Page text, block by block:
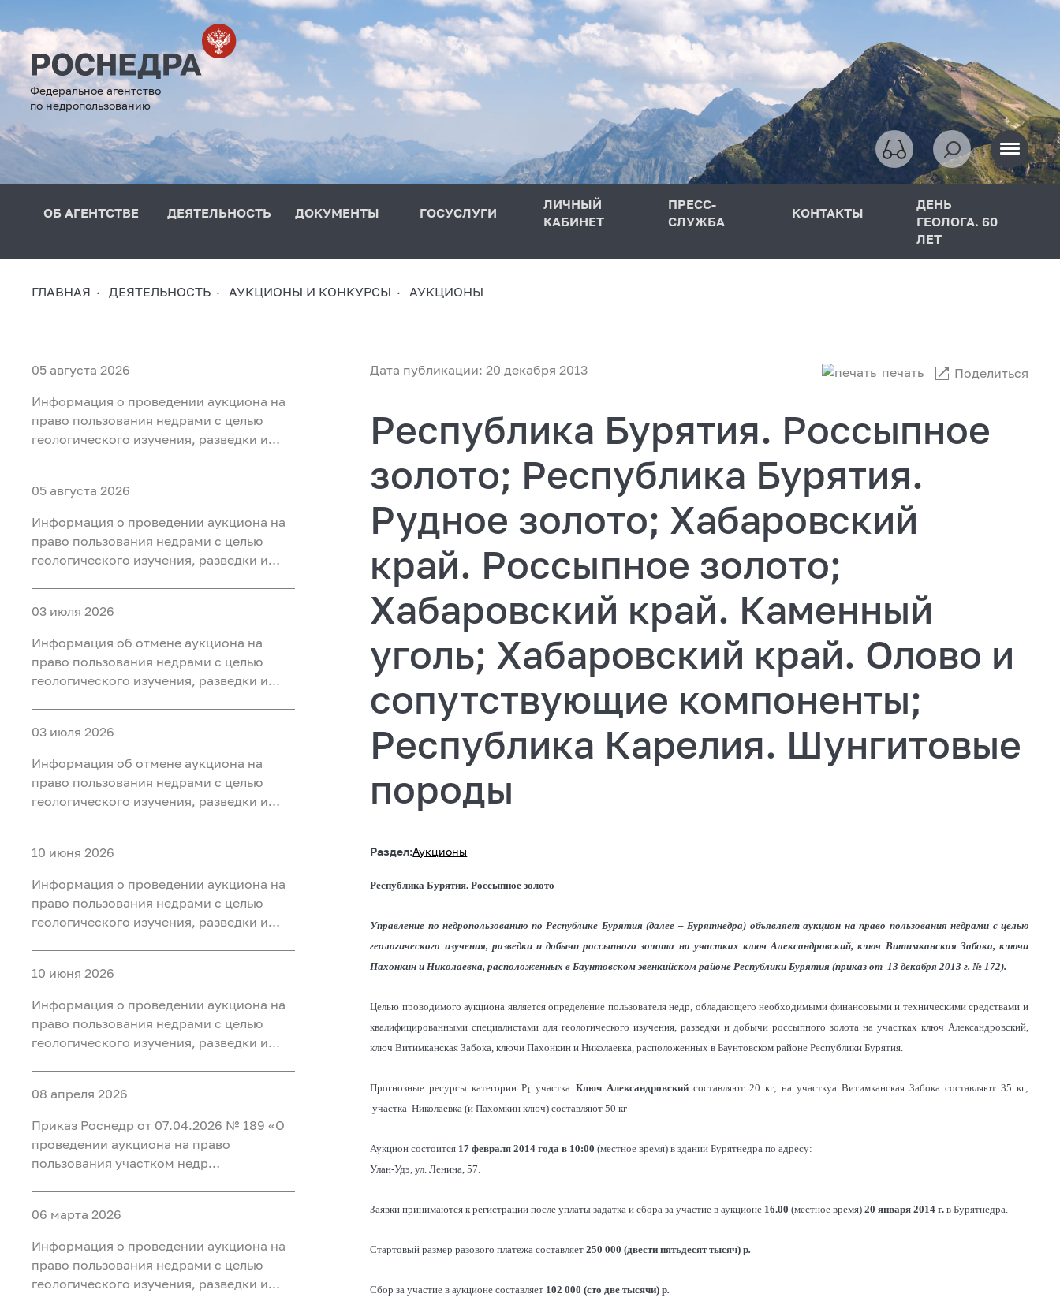
Федеральное агентство
по недропользованию
ОБ АГЕНТСТВЕ ДЕЯТЕЛЬНОСТЬ ДОКУМЕНТЫ ГОСУСЛУГИ
ЛИЧНЫЙ
КАБИНЕТ
ПРЕСС-
СЛУЖБА
КОНТАКТЫ
ДЕНЬ
ГЕОЛОГА. 60
ЛЕТ
ГЛАВНАЯ ДЕЯТЕЛЬНОСТЬ АУКЦИОНЫ И КОНКУРСЫ АУКЦИОНЫ
05 августа 2026
Информация о проведении аукциона на
право пользования недрами с целью
геологического изучения, разведки и
Салымский-3», расположенного на
территории Ханты-Мансийского района
Ханты-Мансийского автономного округа
- Югры
05 августа 2026
Информация о проведении аукциона на
право пользования недрами с целью
геологического изучения, разведки и
«Приразломный-3», расположенного на
территории Ханты-Мансийского района
Ханты-Мансийского автономного округа
- Югры
03 июля 2026
Информация об отмене аукциона на
право пользования недрами с целью
геологического изучения, разведки и
Тобольском, Ярковском районах
Тюменской области
03 июля 2026
Информация об отмене аукциона на
право пользования недрами с целью
геологического изучения, разведки и
Тобольском, Ярковском районах
Тюменской области и Кондинском
районе ХМАО-Югра
10 июня 2026
Информация о проведении аукциона на
право пользования недрами с целью
геологического изучения, разведки и
Тобольском, Ярковском районах
Тюменской области
10 июня 2026
Информация о проведении аукциона на
право пользования недрами с целью
геологического изучения, разведки и
Тобольском, Ярковском районах
Тюменской области и Кондинском
районе ХМАО-Югра
08 апреля 2026
Приказ Роснедр от 07.04.2026 № 189 «О
проведении аукциона на право
пользования участком недр
на территории Красноярского края, для
разведки и добычи полезных
ископаемых, в том числе добычи
полезных ископаемых и полезных
компонентов из отходов
06 марта 2026
Информация о проведении аукциона на
право пользования недрами с целью
геологического изучения, разведки и
Дата публикации: 20 декабря 2013 печать Поделиться
Республика Бурятия. Россыпное
золото; Республика Бурятия.
Рудное золото; Хабаровский
край. Россыпное золото;
Хабаровский край. Каменный
уголь; Хабаровский край. Олово и
сопутствующие компоненты;
Республика Карелия. Шунгитовые
породы
Раздел:Аукционы
Республика Бурятия. Россыпное золото
Управление по недропользованию по Республике Бурятия (далее – Бурятнедра) объявляет аукцион на право пользования недрами с целью
геологического изучения, разведки и добычи россыпного золота на участках ключ Александровский, ключ Витимканская Забока, ключи
Пахонкин и Николаевка, расположенных в Баунтовском эвенкийском районе Республики Бурятия (приказ от 13 декабря 2013 г. № 172).
Целью проводимого аукциона является определение пользователя недр, обладающего необходимыми финансовыми и техническими средствами и
квалифицированными специалистами для геологического изучения, разведки и добычи россыпного золота на участках ключ Александровский,
ключ Витимканская Забока, ключи Пахонкин и Николаевка, расположенных в Баунтовском районе Республики Бурятия.
Прогнозные ресурсы категории Р1 участка Ключ Александровскийсоставляют 20 кг; на участкуа Витимканская Забока составляют 35 кг;
участка Николаевка (и Пахомкин ключ) составляют 50 кг
Аукцион состоится 17 февраля 2014 года в 10:00 (местное время) в здании Бурятнедра по адресу:
Улан-Удэ, ул. Ленина, 57.
Заявки принимаются к регистрации после уплаты задатка и сбора за участие в аукционе 16.00 (местное время)20 января 2014 г. в Бурятнедра.
Стартовый размер разового платежа составляет250 000 (двести пятьдесят тысяч) р.
Сбор за участие в аукционе составляет 102 000 (сто две тысячи) р.